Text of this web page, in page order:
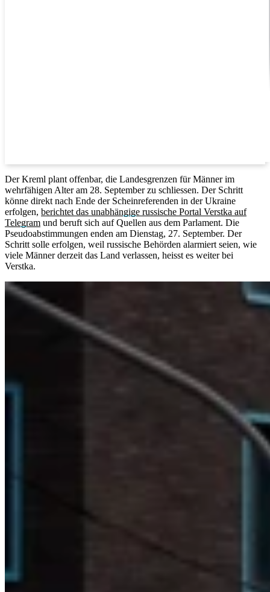
Der Kreml plant offenbar, die Landesgrenzen für Männer im
wehrfähigen Alter am 28. September zu schliessen. Der Schritt
könne direkt nach Ende der Scheinreferenden in der Ukraine
erfolgen, berichtet das unabhängige russische Portal Verstka auf
Telegram und beruft sich auf Quellen aus dem Parlament. Die
Pseudoabstimmungen enden am Dienstag, 27. September. Der
Schritt solle erfolgen, weil russische Behörden alarmiert seien, wie
viele Männer derzeit das Land verlassen, heisst es weiter bei
Verstka.